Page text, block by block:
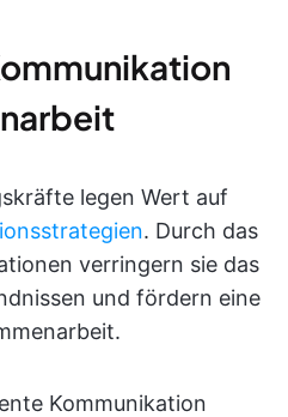
legen Wert auf
. Durch das
verringern sie das
und fördern eine
Kommunikation